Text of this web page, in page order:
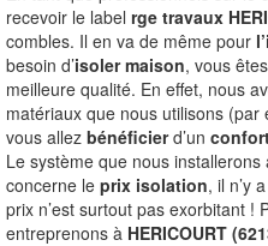
recevoir le labelrge travaux
combles. Il en va de même pour
besoin d’isoler maison, vous
meilleure qualité. En effet, nous
matériaux que nous utilisons (par
vous allezbénéficierd’un
Le système que nous
concerne leprix isolation, il n’y
prix n’est surtout pas exorbitant !
entreprenons à HERICOURT